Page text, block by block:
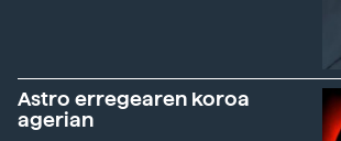
Astro erregearen koroa
agerian